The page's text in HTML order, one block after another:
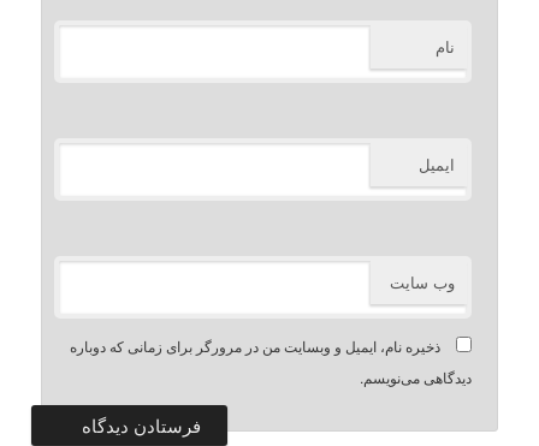
نام
ایمیل
وب‌ سایت
ذخیره نام، ایمیل و وبسایت من در مرورگر برای زمانی که دوباره
دیدگاهی می‌نویسم.